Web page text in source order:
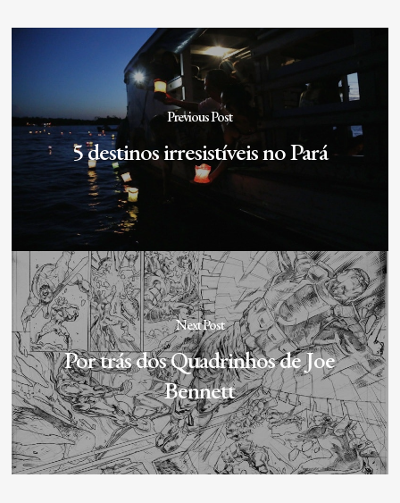
Previous Post
5 destinos irresistíveis no Pará
Next Post
Por trás dos Quadrinhos de Joe
Bennett